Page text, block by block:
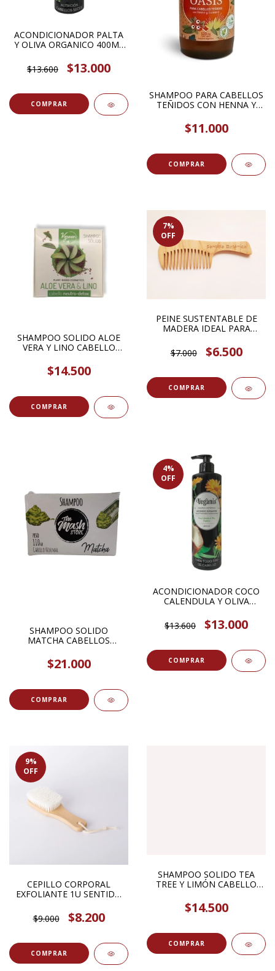
ACONDICIONADOR PALTA
Y OLIVA ORGANICO 400ML
$13.600
$13.000
SHAMPOO PARA CABELLOS
TEÑIDOS CON HENNA Y
DEL OASIS
$11.000
SHAMPOO SOLIDO ALOE
VERA Y LINO CABELLO
VGREEN
$14.500
7%
OFF
PEINE SUSTENTABLE DE
MADERA IDEAL PARA
MANGO 1U SENTIDO
BOTANICA
$7.000 $6.500
SHAMPOO SOLIDO
MATCHA CABELLOS
MASH STORE
$21.000
4%
OFF
ACONDICIONADOR COCO
CALENDULA Y OLIVA
$13.600
$13.000
9%
OFF
CEPILLO CORPORAL
EXFOLIANTE 1U SENTIDO
$9.000
$8.200
SHAMPOO SOLIDO TEA
TREE Y LIMÓN CABELLO
$14.500